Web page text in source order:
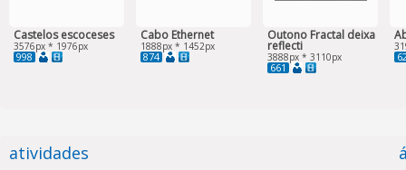
Castelos escoceses
3576px * 1976px
998
Cabo Ethernet
1888px * 1452px
874
Outono Fractal deixa
reflecti
3888px * 3110px
661
atividades